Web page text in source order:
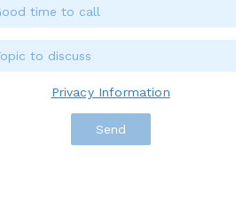
Privacy Information